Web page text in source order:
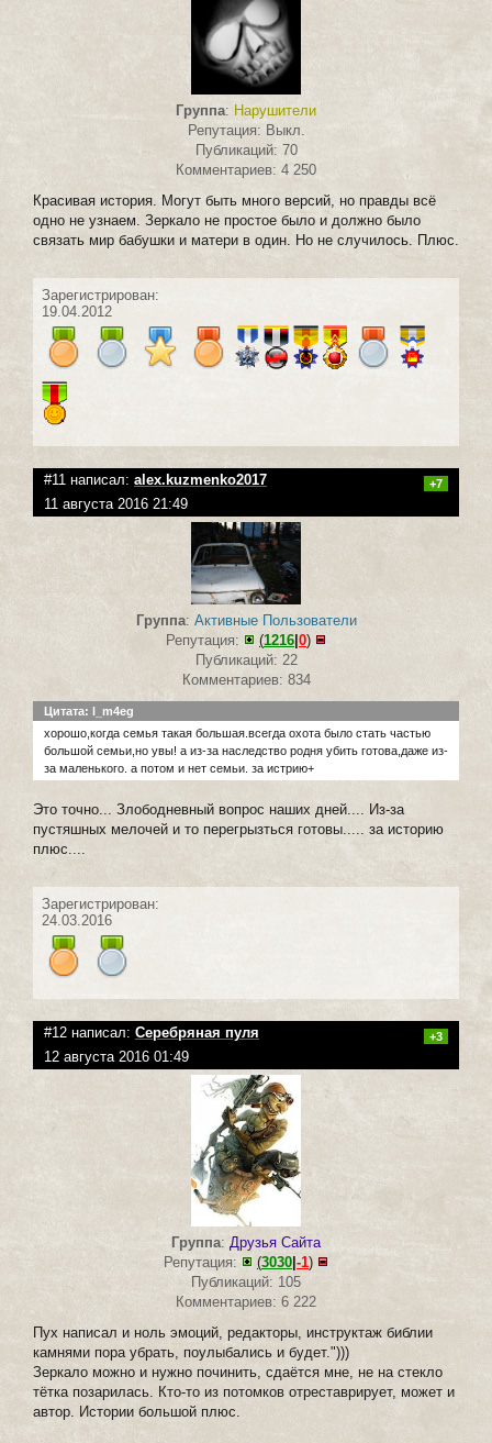
Группа: Нарушители
Репутация: Выкл.
Публикаций: 70
Комментариев: 4 250
Красивая история. Могут быть много версий, но правды всё
одно не узнаем. Зеркало не простое было и должно было
связать мир бабушки и матери в один. Но не случилось. Плюс.
Зарегистрирован:
19.04.2012
#11 написал: alex.kuzmenko2017 +7
11 августа 2016 21:49
Группа: Активные Пользователи
Репутация:
(1216 0)
Публикаций: 22
Комментариев: 834
Цитата: l_m4eg
хорошо,когда семья такая большая.всегда охота было стать частью
большой семьи,но увы! а из-за наследство родня убить готова,даже из-
за маленького. а потом и нет семьи. за истрию+
Это точно... Злободневный вопрос наших дней.... Из-за
пустяшных мелочей и то перегрызться готовы..... за историю
плюс....
Зарегистрирован:
24.03.2016
#12 написал: Серебряная пуля +3
12 августа 2016 01:49
Группа: Друзья Сайта
Репутация:
(3030 -1)
Публикаций: 105
Комментариев: 6 222
Пух написал и ноль эмоций, редакторы, инструктаж библии
камнями пора убрать, поулыбались и будет.")))
Зеркало можно и нужно починить, сдаётся мне, не на стекло
тётка позарилась. Кто-то из потомков отреставрирует, может и
автор. Истории большой плюс.